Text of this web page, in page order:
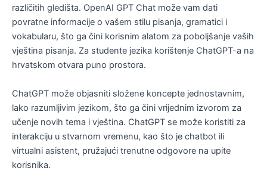
različitih gledišta. OpenAI GPT Chat može vam dati
povratne informacije o vašem stilu pisanja, gramatici i
vokabularu, što ga čini korisnim alatom za poboljšanje vaših
vještina pisanja. Za studente jezika korištenje ChatGPT-a na
hrvatskom otvara puno prostora.
ChatGPT može objasniti složene koncepte jednostavnim,
lako razumljivim jezikom, što ga čini vrijednim izvorom za
učenje novih tema i vještina. ChatGPT se može koristiti za
interakciju u stvarnom vremenu, kao što je chatbot ili
virtualni asistent, pružajući trenutne odgovore na upite
korisnika.